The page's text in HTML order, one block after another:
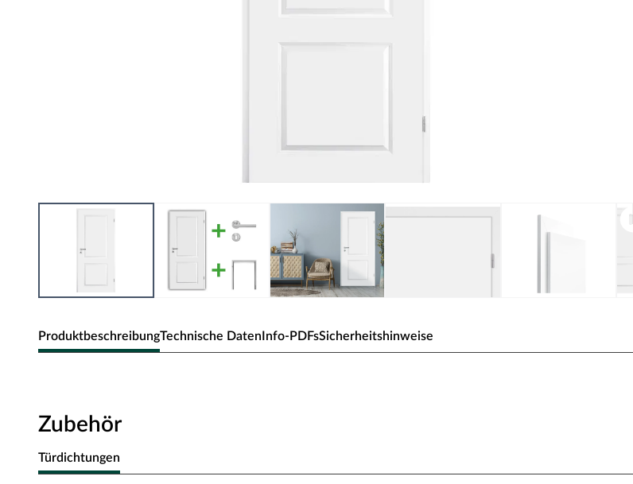
ProduktbeschreibungTechnische DatenInfo-PDFsSicherheitshinweise
Klassische Zimmertür mit Weißlack und Rundkante.
Oberfläche - Weißlack
Diese Weißlack-Oberfläche ist im Weißton RAL 9010 (Reinweiß) gehalten, einem der gebräuchlichsten Weißtöne,
Zubehör
Türdichtungen